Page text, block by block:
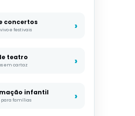
concertos
e festivais
teatro
em cartaz
infantil
para famílias